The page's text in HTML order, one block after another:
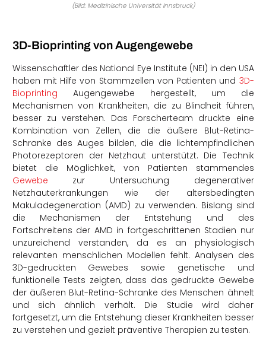
(Bild: Medizinische Universität Innsbruck)
3D-Bioprinting von Augengewebe
Wissenschaftler des National Eye Institute (NEI) in den USA
haben mit Hilfe von Stammzellen von Patienten und 3D-
Bioprinting Augengewebe hergestellt, um die
Mechanismen von Krankheiten, die zu Blindheit führen,
besser zu verstehen. Das Forscherteam druckte eine
Kombination von Zellen, die die äußere Blut-Retina-
Schranke des Auges bilden, die die lichtempfindlichen
Photorezeptoren der Netzhaut unterstützt. Die Technik
bietet die Möglichkeit, von Patienten stammendes
Gewebe zur Untersuchung degenerativer
Netzhauterkrankungen wie der altersbedingten
Makuladegeneration (AMD) zu verwenden. Bislang sind
die Mechanismen der Entstehung und des
Fortschreitens der AMD in fortgeschrittenen Stadien nur
unzureichend verstanden, da es an physiologisch
relevanten menschlichen Modellen fehlt. Analysen des
3D-gedruckten Gewebes sowie genetische und
funktionelle Tests zeigten, dass das gedruckte Gewebe
der äußeren Blut-Retina-Schranke des Menschen ähnelt
und sich ähnlich verhält. Die Studie wird daher
fortgesetzt, um die Entstehung dieser Krankheiten besser
zu verstehen und gezielt präventive Therapien zu testen.